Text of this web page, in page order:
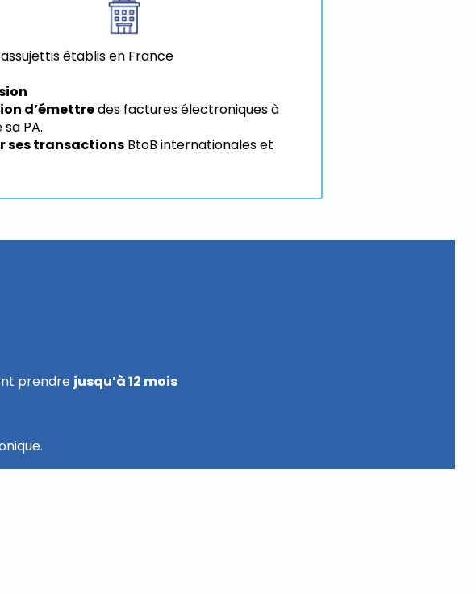
établis en France
d’émettredes factures électroniques à
PA.
ses transactions BtoB internationales et
prendre jusqu’à 12 mois